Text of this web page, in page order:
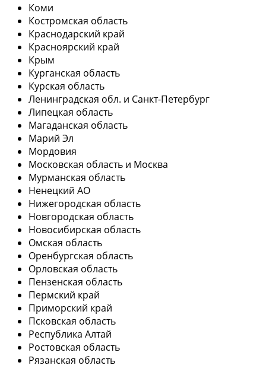
Коми
Костромская область
Краснодарский край
Красноярский край
Крым
Курганская область
Курская область
Ленинградская обл. и Санкт-Петербург
Липецкая область
Магаданская область
Марий Эл
Мордовия
Московская область и Москва
Мурманская область
Ненецкий АО
Нижегородская область
Новгородская область
Новосибирская область
Омская область
Оренбургская область
Орловская область
Пензенская область
Пермский край
Приморский край
Псковская область
Республика Алтай
Ростовская область
Рязанская область